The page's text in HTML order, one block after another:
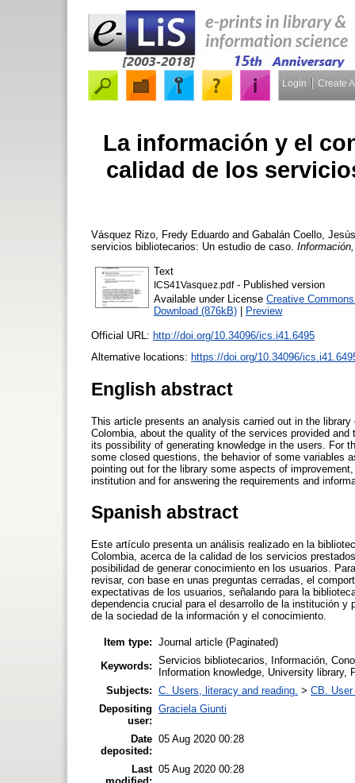
Login Create
La información y el
calidad de los
Vásquez Rizo, Fredy Eduardo and Gabalán Coello, Jesús
servicios bibliotecarios: Un estudio de caso.
Text
ICS41Vasquez.pdf- Published version
Available under License Creative
Download (876kB) | Preview
Official URL: http://doi.org/10.34096/ics.i41.6495
Alternative locations: https://doi.org/10.34096/
English abstract
This article presents an analysis carried out in the
Colombia, about the quality of the services provided
its possibility of generating knowledge in the users. For
some closed questions, the behavior of some variables
pointing out for the library some aspects of
institution and for answering the requirements and
Spanish abstract
Este artículo presenta un análisis realizado en la
Colombia, acerca de la calidad de los servicios
posibilidad de generar conocimiento en los usuarios.
revisar, con base en unas preguntas cerradas, el
expectativas de los usuarios, señalando para la
dependencia crucial para el desarrollo de la institución
de la sociedad de la información y el conocimiento.
Item type: Journal article (Paginated)
Keywords: Servicios bibliotecarios, Información,
Information knowledge, University library,
Subjects: C. Users, literacy and reading. > CB.
Depositing
user:
Graciela Giunti
Date
deposited:
05 Aug 2020 00:28
Last 05 Aug 2020 00:28